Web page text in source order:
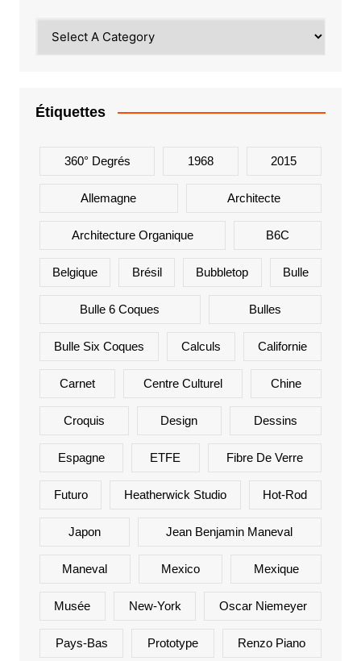
Étiquettes
360° Degrés 1968 2015
Allemagne Architecte
Architecture Organique B6C
Belgique Brésil Bubbletop Bulle
Bulle 6 Coques Bulles
Bulle Six Coques Calculs Californie
Carnet Centre Culturel Chine
Croquis Design Dessins
Espagne ETFE Fibre De Verre
Futuro Heatherwick Studio Hot-Rod
Japon Jean Benjamin Maneval
Maneval Mexico Mexique
Musée New-York Oscar Niemeyer
Pays-Bas Prototype Renzo Piano